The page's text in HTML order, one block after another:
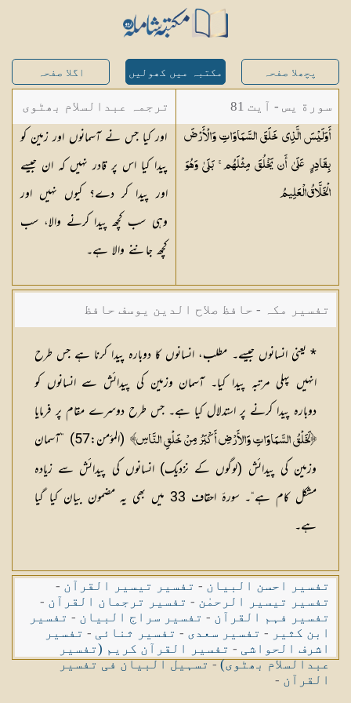
پچھلا صفحہ مکتبہ میں کھولیں اگلا صفحہ
سورة يس - آیت 81
أَوَلَيْسَ الَّذِي خَلَقَ السَّمَاوَاتِ وَالْأَرْضَ
بِقَادِرٍ عَلَىٰ أَن يَخْلُقَ مِثْلَهُم ۚ بَلَىٰ وَهُوَ
الْخَلَّاقُالْعَلِيمُ
ترجمہ عبدالسلام بھٹوی
- عبدالسلام بن محمد
اور کیا جس نے آسمانوں اور زمین کو
پیدا کیا اس پر قادر نہیں کہ ان جیسے
اور پیدا کر دے؟ کیوں نہیں اور
وہی سب کچھ پیدا کرنے والا، سب
کچھ جاننے والا ہے۔
تفسیر مکہ - حافظ صلاح الدین یوسف حافظ
* یعنی انسانوں جیسے۔ مطلب، انسانوں کا دوبارہ پیدا کرنا ہے جس طرح
انہیں پہلی مرتبہ پیدا کیا۔ آسمان وزمین کی پیدائش سے انسانوں کو
دوبارہ پیدا کرنے پر استدلال کیا ہے۔ جس طرح دوسرے مقام پر فرمایا
﴿لَخَلْقُ السَّمَاوَاتِ وَالأَرْضِ أَكْبَرُ مِنْ خَلْقِ النَّاسِ﴾
(المؤمن:57) ”آسمان
وزمین کی پیدائش (لوگوں کے نزدیک) انسانوں کی پیدائش سے زیادہ
مشکل کام ہے“۔ سورۂ احقاف 33 میں بھی یہ مضمون بیان کیا گیا
ہے۔
تفسیر احسن البیان - تفسیر تیسیر القرآن -
تفسیر تیسیر الرحمٰن - تفسیر ترجمان القرآن -
تفسیر فہم القرآن - تفسیر سراج البیان - تفسیر
ابن کثیر - تفسیر سعدی - تفسیر ثنائی - تفسیر
اشرف الحواشی - تفسیر القرآن کریم (تفسیر
عبدالسلام بھٹوی)-تسہیل البیان فی تفسیر
القرآن -